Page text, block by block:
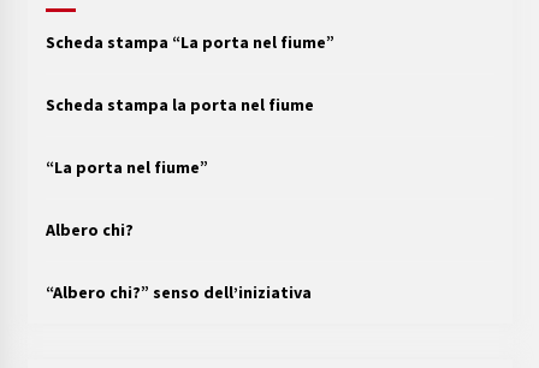
Scheda stampa “La porta nel fiume”
Scheda stampa la porta nel fiume
“La porta nel fiume”
Albero chi?
“Albero chi?” senso dell’iniziativa